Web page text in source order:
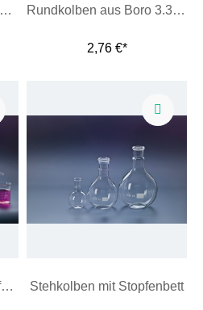
Erlenmeyerkolben aus Borosilikatglas 3.3 Rundkolben aus Boro 3.3, enghals
2,76 €*
Destillierkolben mit Stopfenbett Stehkolben mit Stopfenbett